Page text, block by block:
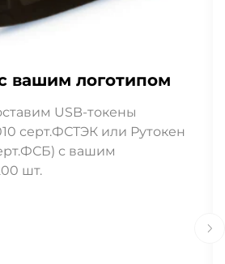
вашим логотипом
USB-токены
серт.ФСТЭК или Рутокен
с вашим
шт.